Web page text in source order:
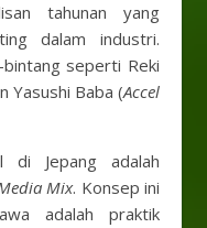
tahunan yang
dalam industri.
seperti Reki
Yasushi Baba (Accel
di Jepang adalah
Mix. Konsep ini
adalah praktik